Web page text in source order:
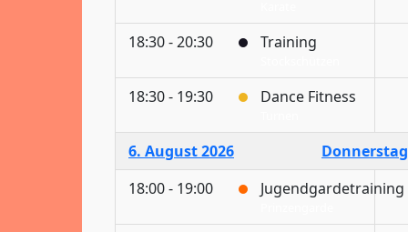
18:30 - 20:30 Training
18:30 - 19:30 Dance Fitness
6. August 2026
Donnerstag
18:00 - 19:00
Jugendgardetraining